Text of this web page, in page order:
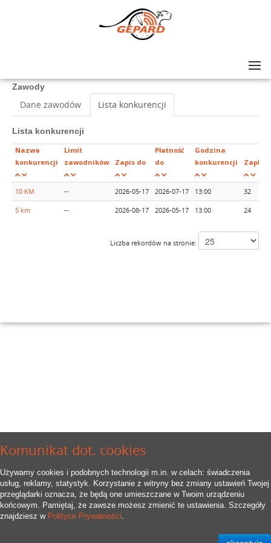
Komunikat dot. cookies
Używamy cookies i podobnych technologii m.in. w celach: świadczenia
usług, reklamy, statystyk. Korzystanie z witryny bez zmiany ustawień Twojej
przeglądarki oznacza, że będą one umieszczane w Twoim urządzeniu
końcowym. Pamiętaj, że zawsze możesz zmienić te ustawienia. Szczegóły
znajdziesz w Polityce Prywatności.
Zawody
Dane zawodów Lista konkurencji
Lista konkurencji
Nazwa
konkurencji
Limit
zawodników
Zapis do
Płatność
do
Godzina
konkurencji
10 KM -- 2026-05-17 2026-07-17 13:00 32
5 km -- 2026-08-17 2026-05-17 13:00 24
Liczba rekordów na stronie: